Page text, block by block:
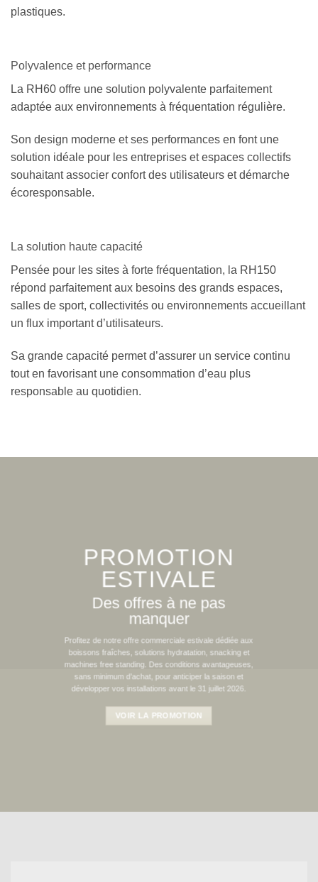
plastiques.
Polyvalence et performance
La RH60 offre une solution polyvalente parfaitement
adaptée aux environnements à fréquentation régulière.
Son design moderne et ses performances en font une
solution idéale pour les entreprises et espaces collectifs
souhaitant associer confort des utilisateurs et démarche
écoresponsable.
La solution haute capacité
Pensée pour les sites à forte fréquentation, la RH150
répond parfaitement aux besoins des grands espaces,
salles de sport, collectivités ou environnements accueillant
un flux important d’utilisateurs.
Sa grande capacité permet d’assurer un service continu
tout en favorisant une consommation d’eau plus
responsable au quotidien.
PROMOTION
ESTIVALE
Des offres à ne pas
manquer
Profitez de notre offre commerciale estivale dédiée aux
boissons fraîches, solutions hydratation, snacking et
machines free standing. Des conditions avantageuses,
sans minimum d’achat, pour anticiper la saison et
développer vos installations avant le 31 juillet 2026.
VOIR LA PROMOTION